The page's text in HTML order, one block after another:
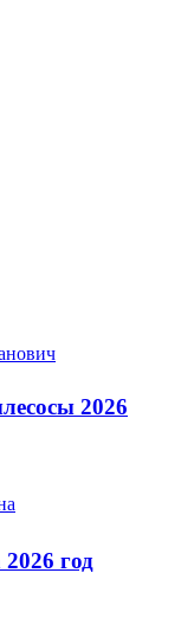
2026
год